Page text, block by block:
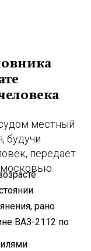
местный
будучи
передает
рано
ВАЗ-2112 по